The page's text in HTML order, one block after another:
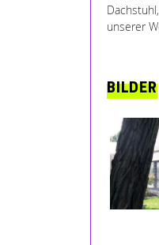
unserer
BILDER